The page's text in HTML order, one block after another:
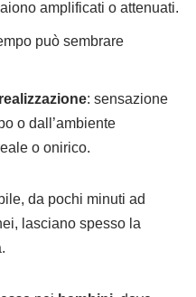
amplificati o attenuati.
può sembrare
: sensazione
o dall’ambiente
o onirico.
da pochi minuti ad
lasciano spesso la